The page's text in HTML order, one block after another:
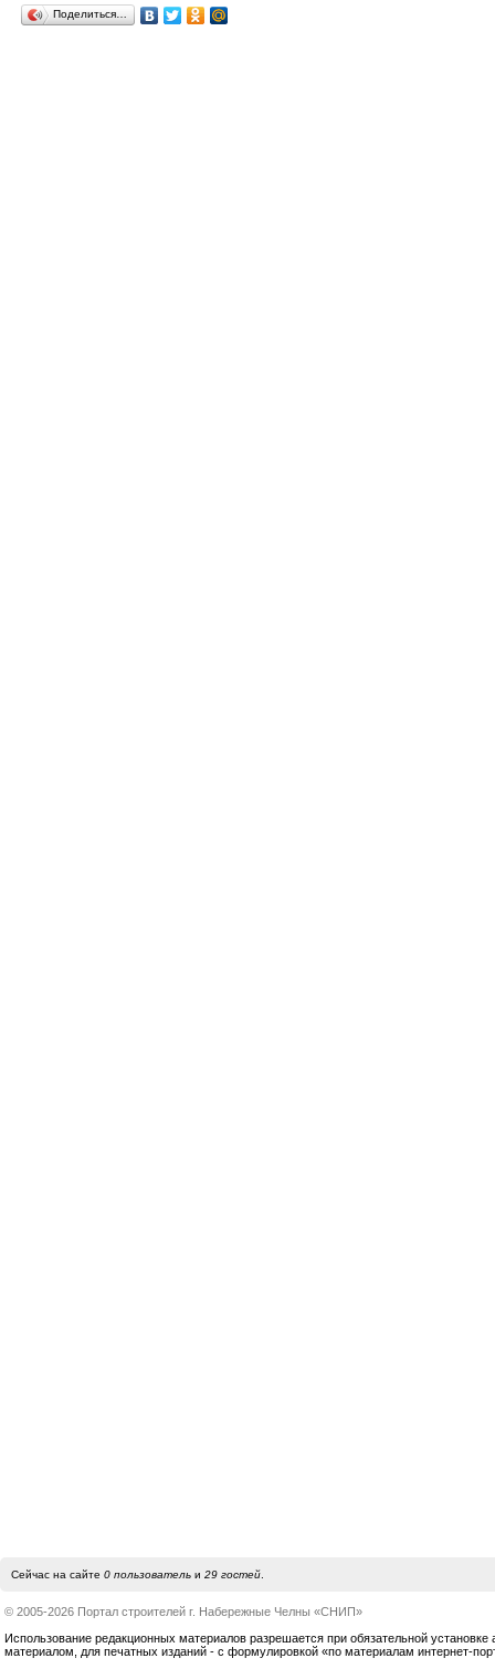
Поделиться…
Сейчас на сайте 0 пользовательи 29 гостей.
© 2005-2026 Портал строителей г. Набережные Челны «СНИП»
Использование редакционных материалов разрешается при обязательной установке
материалом, для печатных изданий - с формулировкой «по материалам интернет-